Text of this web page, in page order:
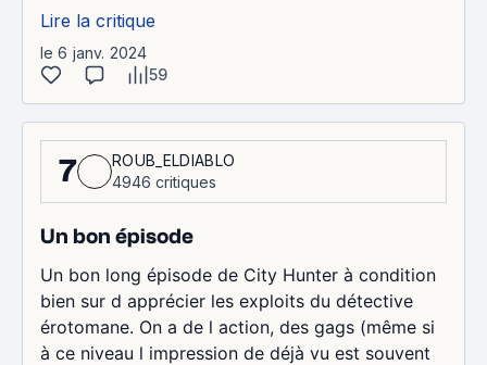
Lire la critique
le 6 janv. 2024
59
7
ROUB_ELDIABLO
4946 critiques
Un bon épisode
Un bon long épisode de City Hunter à condition
bien sur d apprécier les exploits du détective
érotomane. On a de l action, des gags (même si
à ce niveau l impression de déjà vu est souvent